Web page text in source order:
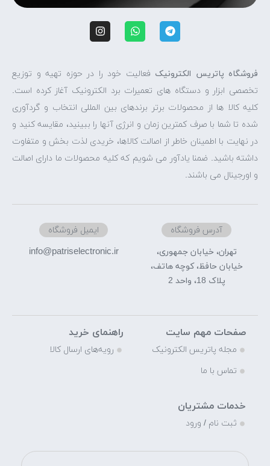
فروشگاه پاتریس الکترونیک فعالیت خود را در حوزه تهیه و توزیع
تخصصی ابزار و دستگاه های تعمیرات برد الکترونیک آغاز کرده است.
کلیه کالا ها از محصولات برتر برندهای بین المللی انتخاب و گردآوری
شده تا شما با صرف کمترین زمان و انرژی آنها را ببینید، مقایسه کنید و
در نهایت با اطمینان خاطر از اصالت کالاها، خریدی لذت بخش و متفاوت
داشته باشید. ضمنا یادآور می شویم که کلیه محصولات ما دارای اصالت
و اورجینال می باشند.
آدرس فروشگاه
تهران، خیابان جمهوری،
خیابان حافظ، کوچه هاتف،
پلاک 18، واحد 2
ایمیل فروشگاه
info@patriselectronic.ir
صفحات مهم سایت
مجله پاتریس الکترونیک
تماس با ما
راهنمای خرید
رویه‌های ارسال کالا
خدمات مشتریان
ثبت نام / ورود